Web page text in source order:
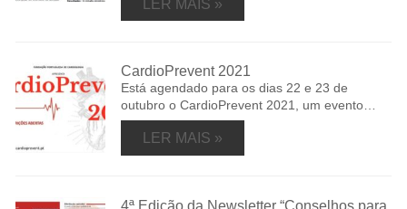
LER MAIS »
CardioPrevent 2021
Está agendado para os dias 22 e 23 de
outubro o CardioPrevent 2021, um evento…
LER MAIS »
4ª Edição da Newsletter “Conselhos para